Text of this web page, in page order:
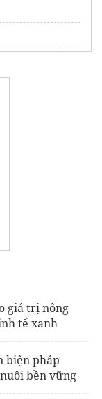
giá trị nông
tế xanh
biện pháp
bền vững